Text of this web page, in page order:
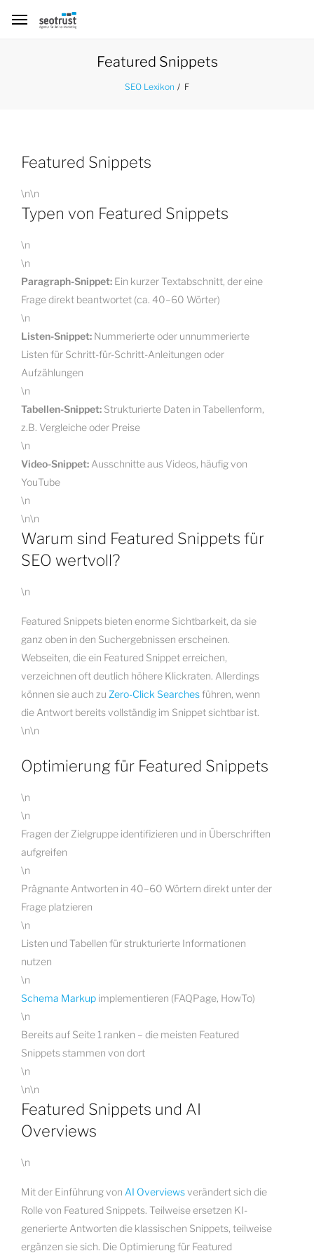
Featured Snippets
SEO Lexikon F
Featured Snippets
\n\n
Typen von Featured Snippets
\n
\n
Paragraph-Snippet: Ein kurzer Textabschnitt, der eine
Frage direkt beantwortet (ca. 40–60 Wörter)
\n
Listen-Snippet: Nummerierte oder unnummerierte
Listen für Schritt-für-Schritt-Anleitungen oder
Aufzählungen
\n
Tabellen-Snippet: Strukturierte Daten in Tabellenform,
z.B. Vergleiche oder Preise
\n
Video-Snippet: Ausschnitte aus Videos, häufig von
YouTube
\n
\n\n
Warum sind Featured Snippets für
SEO wertvoll?
\n
Featured Snippets bieten enorme Sichtbarkeit, da sie
ganz oben in den Suchergebnissen erscheinen.
Webseiten, die ein Featured Snippet erreichen,
verzeichnen oft deutlich höhere Klickraten. Allerdings
können sie auch zu Zero-Click Searchesführen, wenn
die Antwort bereits vollständig im Snippet sichtbar ist.
\n\n
Optimierung für Featured Snippets
\n
\n
Fragen der Zielgruppe identifizieren und in Überschriften
aufgreifen
\n
Prägnante Antworten in 40–60 Wörtern direkt unter der
Frage platzieren
\n
Listen und Tabellen für strukturierte Informationen
nutzen
\n
Schema Markup implementieren (FAQPage, HowTo)
\n
Bereits auf Seite 1 ranken – die meisten Featured
Snippets stammen von dort
\n
\n\n
Featured Snippets und AI
Overviews
\n
Mit der Einführung von AI Overviewsverändert sich die
Rolle von Featured Snippets. Teilweise ersetzen KI-
generierte Antworten die klassischen Snippets, teilweise
ergänzen sie sich. Die Optimierung für Featured